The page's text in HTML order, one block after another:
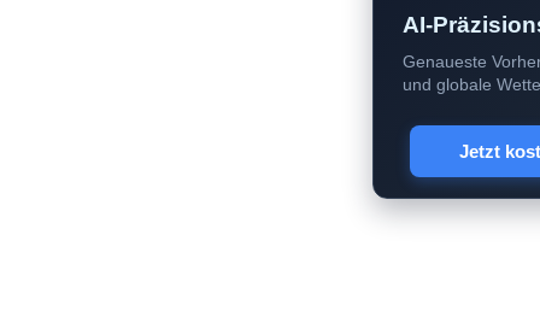
AI-
Genaueste
und globale
Jetzt